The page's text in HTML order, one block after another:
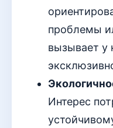
проблемы
вызывает у
Интерес